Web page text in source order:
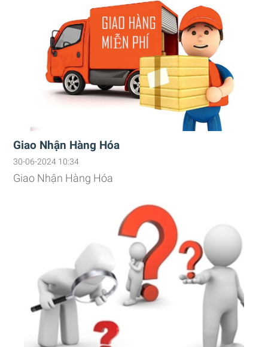
Giao Nhận Hàng Hóa
30-06-2024 10:34
Giao Nhận Hàng Hóa